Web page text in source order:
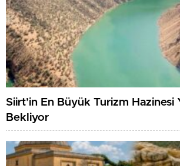
Siirt’in En Büyük Turizm Hazinesi
Bekliyor